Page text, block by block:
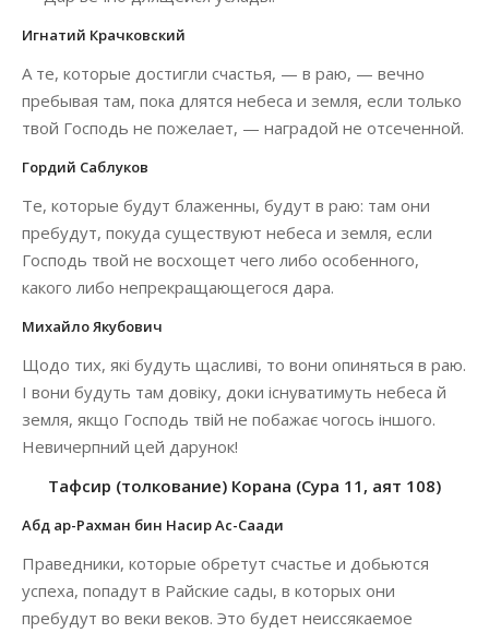
Игнатий Крачковский
А те, которые достигли счастья, — в раю, — вечно
пребывая там, пока длятся небеса и земля, если только
твой Господь не пожелает, — наградой не отсеченной.
Гордий Саблуков
Те, которые будут блаженны, будут в раю: там они
пребудут, покуда существуют небеса и земля, если
Господь твой не восхощет чего либо особенного,
какого либо непрекращающегося дара.
Михайло Якубович
Щодо тих, які будуть щасливі, то вони опиняться в раю.
І вони будуть там довіку, доки існуватимуть небеса й
земля, якщо Господь твій не побажає чогось іншого.
Невичерпний цей дарунок!
Тафсир (толкование) Корана (Сура 11, аят 108)
Абд ар-Рахман бин Насир Ас-Саади
Праведники, которые обретут счастье и добьются
успеха, попадут в Райские сады, в которых они
пребудут во веки веков. Это будет неиссякаемое